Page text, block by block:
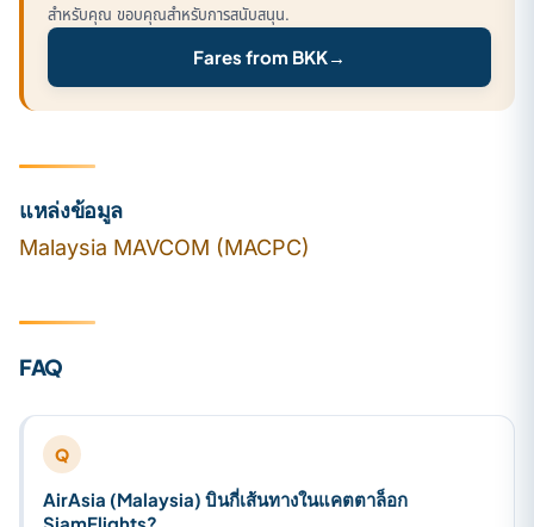
สำหรับคุณ ขอบคุณสำหรับการสนับสนุน.
Fares from BKK→
แหล่งข้อมูล
Malaysia MAVCOM (MACPC)
FAQ
Q
AirAsia (Malaysia) บินกี่เส้นทางในแคตตาล็อก
SiamFlights?